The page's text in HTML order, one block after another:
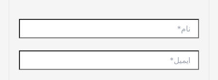
نام*
ایمیل*